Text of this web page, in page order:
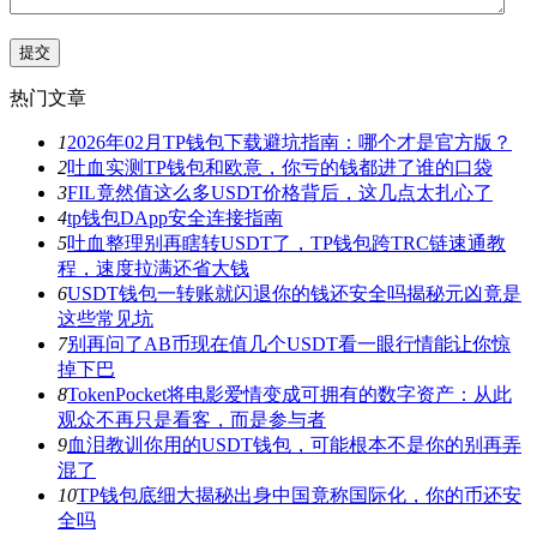
热门文章
12026年02月TP钱包下载避坑指南：哪个才是官方版？
2吐血实测TP钱包和欧意，你亏的钱都进了谁的口袋
3FIL竟然值这么多USDT价格背后，这几点太扎心了
4tp钱包DApp安全连接指南
5吐血整理别再瞎转USDT了，TP钱包跨TRC链速通教
程，速度拉满还省大钱
6USDT钱包一转账就闪退你的钱还安全吗揭秘元凶竟是
这些常见坑
7别再问了AB币现在值几个USDT看一眼行情能让你惊
掉下巴
8TokenPocket将电影爱情变成可拥有的数字资产：从此
观众不再只是看客，而是参与者
9血泪教训你用的USDT钱包，可能根本不是你的别再弄
混了
10TP钱包底细大揭秘出身中国竟称国际化，你的币还安
全吗